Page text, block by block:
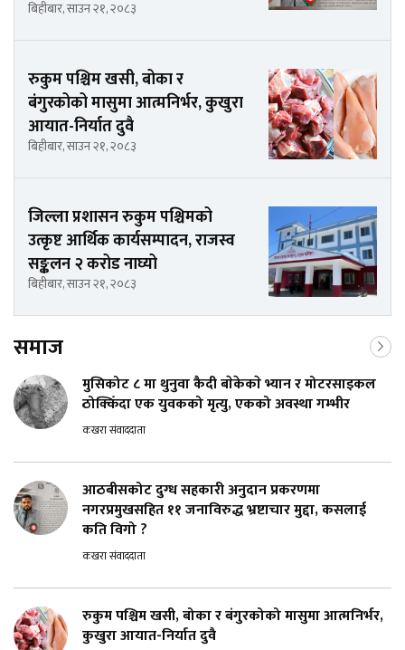
बिहीबार, साउन २१, २०८३
रुकुम पश्चिम खसी, बोका र
बंगुरकोको मासुमा आत्मनिर्भर, कुखुरा
आयात-निर्यात दुवै
बिहीबार, साउन २१, २०८३
जिल्ला प्रशासन रुकुम पश्चिमको
उत्कृष्ट आर्थिक कार्यसम्पादन, राजस्व
सङ्कलन २ करोड नाघ्यो
बिहीबार, साउन २१, २०८३
समाज
मुसिकोट ८ मा थुनुवा कैदी बाेकेकाे भ्यान र मोटरसाइकल
ठोक्किँदा एक युवकको मृत्यु, एकको अवस्था गम्भीर
कखरा संवाददाता
आठबीसकोट दुग्ध सहकारी अनुदान प्रकरणमा
नगरप्रमुखसहित ११ जनाविरुद्ध भ्रष्टाचार मुद्दा, कसलाई
कति विगो ?
कखरा संवाददाता
रुकुम पश्चिम खसी, बोका र बंगुरकोको मासुमा आत्मनिर्भर,
कुखुरा आयात-निर्यात दुवै